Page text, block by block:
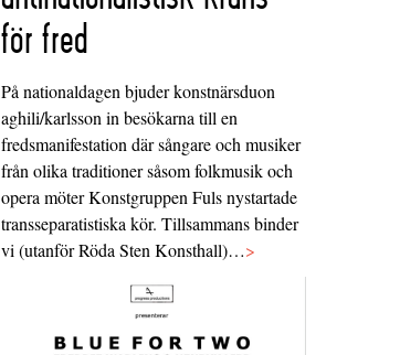
för fred
På nationaldagen bjuder konstnärsduon
aghili/karlsson in besökarna till en
fredsmanifestation där sångare och musiker
från olika traditioner såsom folkmusik och
opera möter Konstgruppen Fuls nystartade
transseparatistiska kör. Tillsammans binder
vi (utanför Röda Sten Konsthall)…>